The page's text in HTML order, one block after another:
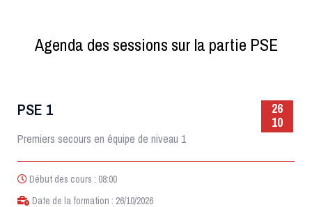
Agenda des sessions sur la partie PSE
26
10
PSE 1
Premiers secours en équipe de niveau 1
Début des cours : 08:00
Date de la formation : 26/10/2026